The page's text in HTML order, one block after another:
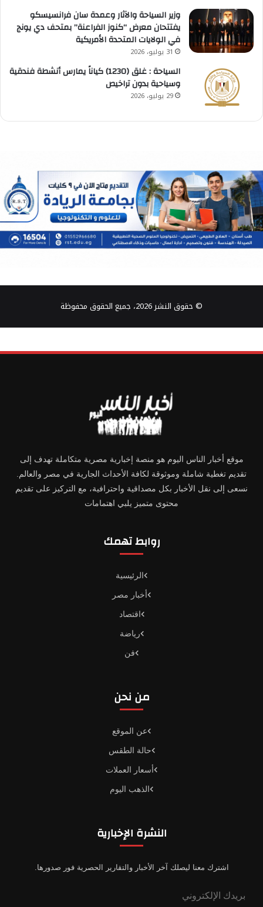
وزير السياحة والآثار وعمدة سان فرانسيسكو
يفتتحان معرض “كنوز الفراعنة” بمتحف دي يونج
في الولايات المتحدة الأمريكية
31 يوليو، 2026
السياحة : غلق (1230) كياناً يمارس أنشطة فندقية
وسياحية بدون تراخيص
29 يوليو، 2026
© حقوق النشر 2026، جميع الحقوق محفوظة
موقع أخبار الناس اليوم هو منصة إخبارية مصرية متكاملة تهدف إلى
تقديم تغطية شاملة وموثوقة لكافة الأحداث الجارية في مصر والعالم.
نسعى إلى نقل الأخبار بكل مصداقية واحترافية، مع التركيز على تقديم
محتوى متميز يلبي اهتمامات
روابط تهمك
الرئيسية
أخبار مصر
اقتصاد
رياضة
فن
من نحن
عن الموقع
حالة الطقس
أسعار العملات
الذهب اليوم
النشرة الإخبارية
اشترك معنا ليصلك آخر الأخبار والتقارير الحصرية فور صدورها.